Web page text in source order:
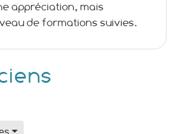
appréciation, mais
de formations suivies.
field for alpha index